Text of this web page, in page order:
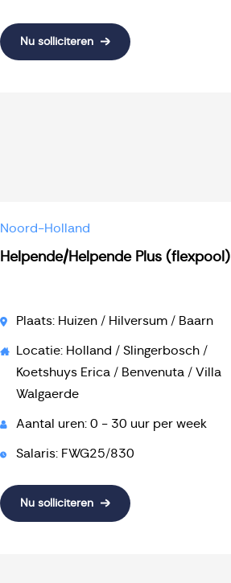
Nu solliciteren
Noord-Holland
Helpende/Helpende Plus (flexpool)
Plaats: Huizen / Hilversum / Baarn
Locatie: Holland / Slingerbosch /
Koetshuys Erica / Benvenuta / Villa
Walgaerde
Aantal uren: 0 - 30 uur per week
Salaris: FWG25/830
Nu solliciteren